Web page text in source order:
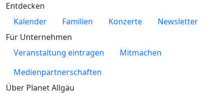
Entdecken
Kalender
Familien Konzerte
Newsletter
Für Unternehmen
Veranstaltung eintragen
Mitmachen
Medienpartnerschaften
Über Planet Allgäu